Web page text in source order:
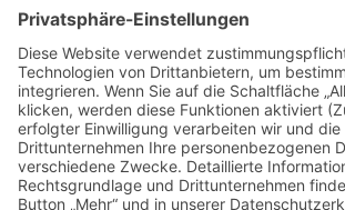
erstellen entsprechend ein
Treffen in der Werkstatt, zeigen
Zeichnung am Rechner,
Oberflächen usw. Und wenn der
passt, und der Preis auch, und
geklärt sind,
freuen wir uns auf Ihren